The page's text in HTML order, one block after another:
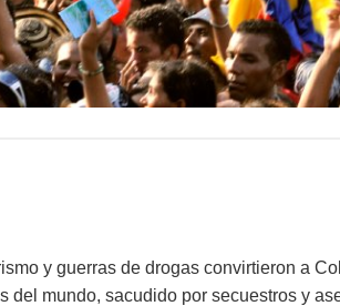
y guerras de drogas convirtieron a
del mundo, sacudido por secuestros y